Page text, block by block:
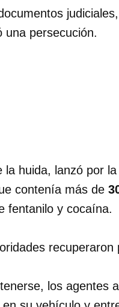
una persecución.
la huida, lanzó por
contenía más de
fentanilo y cocaína.
los agentes